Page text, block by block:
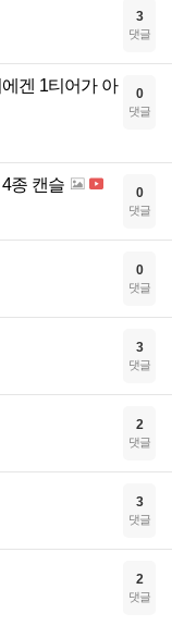
3
댓글
겐 1티어가 아
0
댓글
종 캔슬 0
댓글
0
댓글
3
댓글
2
댓글
3
댓글
2
댓글